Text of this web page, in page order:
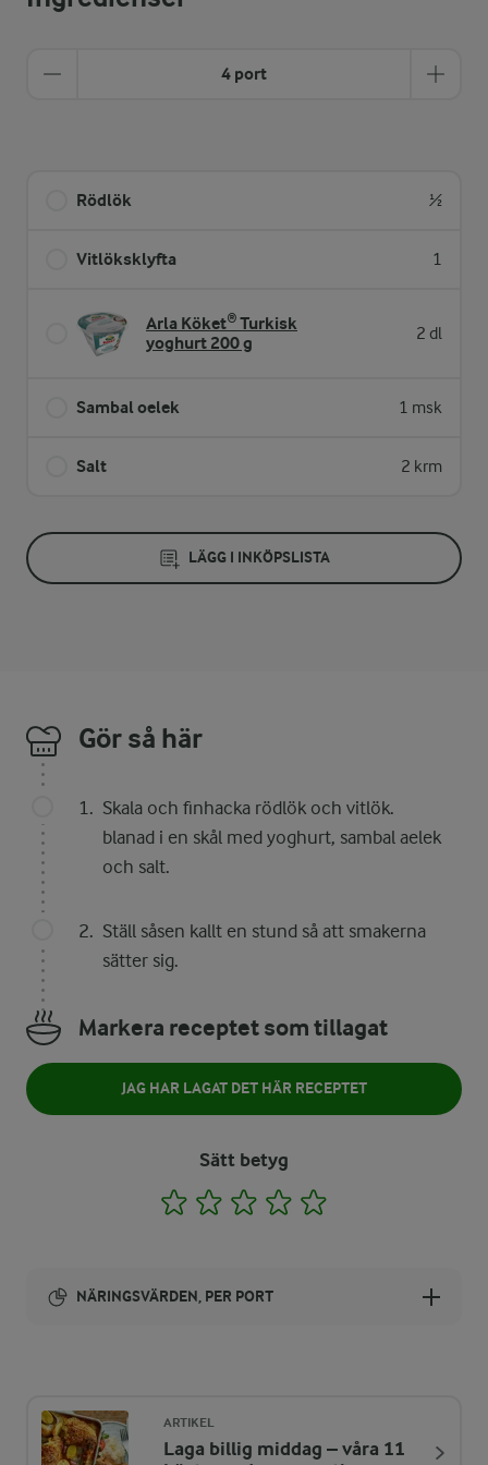
4 port
Rödlök ½
Vitlöksklyfta 1
Arla Köket® Turkisk
yoghurt 200 g
2 dl
Sambal oelek 1 msk
Salt 2 krm
LÄGG I INKÖPSLISTA
Gör så här
Skala och finhacka rödlök och vitlök.
blanad i en skål med yoghurt, sambal aelek
och salt.
Ställ såsen kallt en stund så att smakerna
sätter sig.
Markera receptet som tillagat
JAG HAR LAGAT DET HÄR RECEPTET
Sätt betyg
1 2 3 4
NÄRINGSVÄRDEN, PER PORT
ARTIKEL
Laga billig middag – våra 11